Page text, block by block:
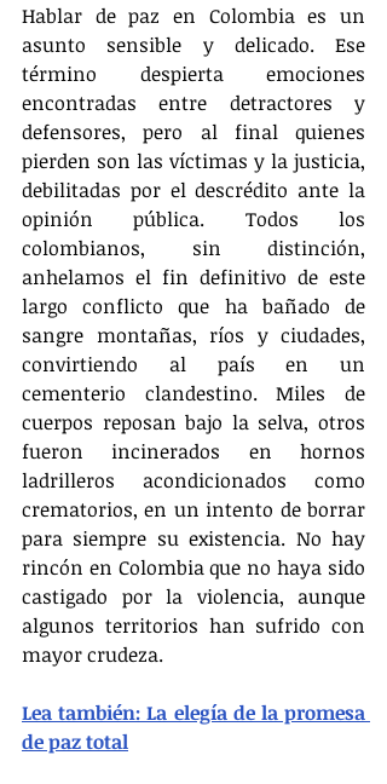
Hablar de paz en Colombia es un
asunto sensible y delicado. Ese
término despierta emociones
encontradas entre detractores y
defensores, pero al final quienes
pierden son las víctimas y la justicia,
debilitadas por el descrédito ante la
opinión pública. Todos los
colombianos, sin distinción,
anhelamos el fin definitivo de este
largo conflicto que ha bañado de
sangre montañas, ríos y ciudades,
convirtiendo al país en un
cementerio clandestino. Miles de
cuerpos reposan bajo la selva, otros
fueron incinerados en hornos
ladrilleros acondicionados como
crematorios, en un intento de borrar
para siempre su existencia. No hay
rincón en Colombia que no haya sido
castigado por la violencia, aunque
algunos territorios han sufrido con
mayor crudeza.
Lea también: La elegía de la promesa
de paz total